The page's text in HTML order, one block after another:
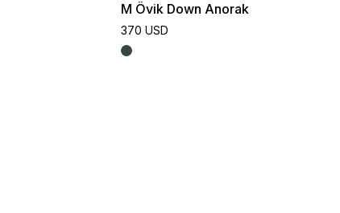
M Övik Down Anorak
370 USD